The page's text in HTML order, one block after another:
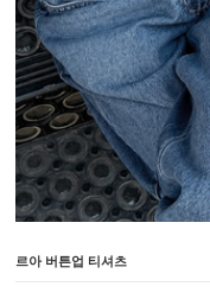
르아 버튼업 티셔츠